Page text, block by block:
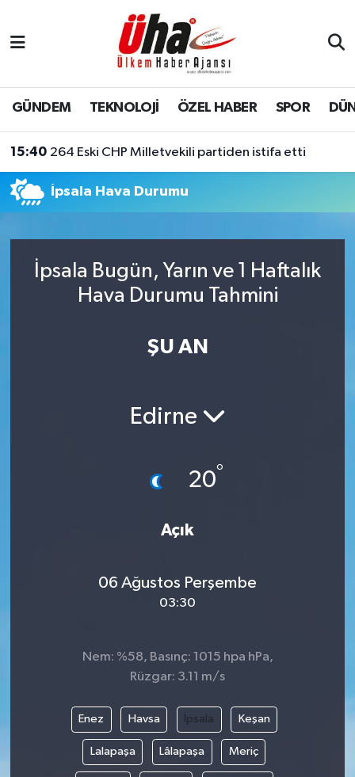
GÜNDEM TEKNOLOJİ ÖZEL HABER SPOR
15:40 264 Eski CHP Milletvekili partiden istifa etti
İpsala Hava Durumu
İpsala Bugün, Yarın ve 1 Haftalık
Hava Durumu Tahmini
ŞU AN
Edirne
20°
Açık
06 Ağustos Perşembe
03:30
Nem: %58, Basınç: 1015 hpa hPa,
Rüzgar: 3.11 m/s
Enez Havsa İpsala Keşan
Lalapaşa Lâlapaşa Meriç
İstanbul Nöbetçi Eczaneler
İstanbul Hava Durumu
İstanbul Trafik Yoğunluk Haritası
Tüm Manşetler
Son Dakika Haberleri